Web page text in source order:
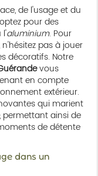
de l'usage et du
pour des
l'aluminium. Pour
pas à jouer
décoratifs. Notre
vous
en compte
extérieur.
qui marient
, permettant ainsi de
de détente
dans un